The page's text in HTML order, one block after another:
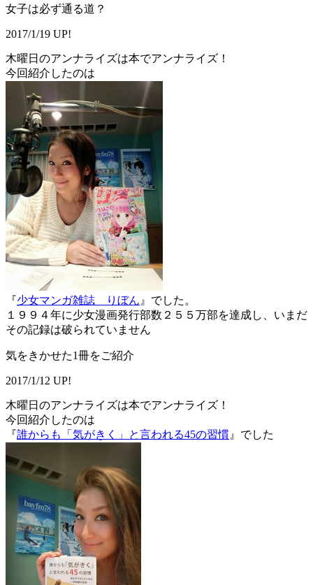
女子は必ず通る道？
2017/1/19 UP!
木曜日のアンナライズは本でアンナライズ！
今回紹介したのは
『少女マンガ雑誌 りぼん 』でした。
１９９４年に少女漫画発行部数２５５万部を達成し、いまだ
その記録は破られていません
気をきかせた1冊をご紹介
2017/1/12 UP!
木曜日のアンナライズは本でアンナライズ！
今回紹介したのは
『誰からも「気がきく」と言われる45の習慣 』でした